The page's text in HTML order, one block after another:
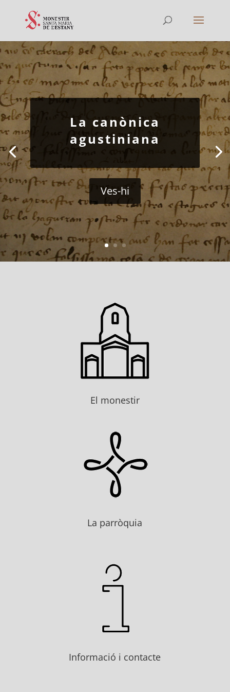
La canònica
agustiniana
Ves-hi
El monestir
La parròquia
Informació i contacte